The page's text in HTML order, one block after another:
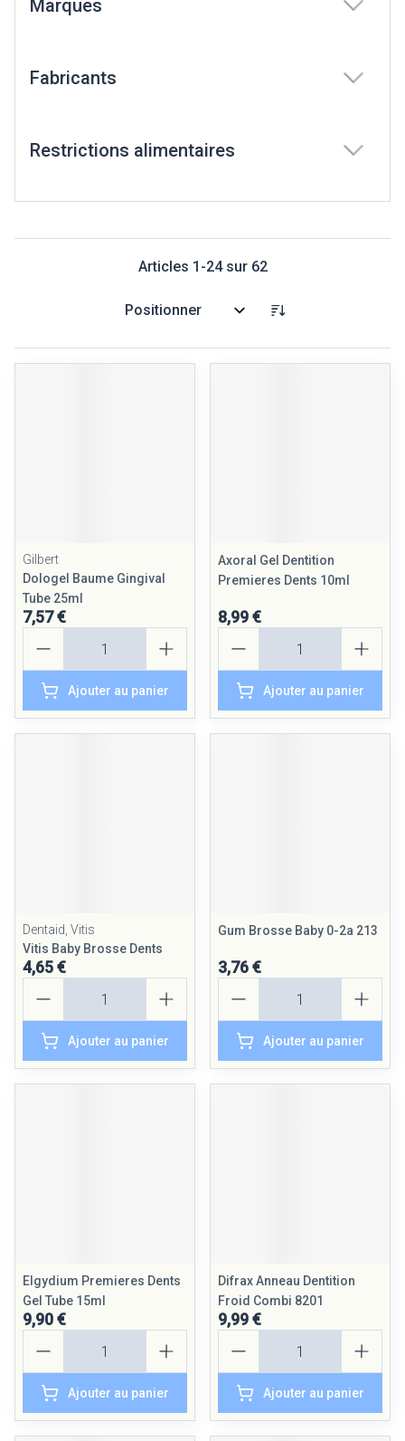
Marques
Fabricants
Restrictions alimentaires
Articles 1 -24sur 62
Trier par:
Gilbert
Dologel Baume Gingival
Tube 25ml
7,57 €
Ajouter au panier
Axoral Gel Dentition
Premieres Dents 10ml
8,99 €
Ajouter au panier
Dentaid, Vitis
Vitis Baby Brosse Dents
4,65 €
Ajouter au panier
Gum Brosse Baby 0-2a 213
3,76 €
Ajouter au panier
Elgydium Premieres Dents
Gel Tube 15ml
9,90 €
Ajouter au panier
Difrax Anneau Dentition
Froid Combi 8201
9,99 €
Ajouter au panier